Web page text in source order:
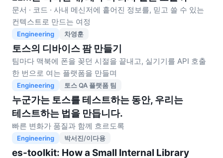
문서 · 코드 · 사내 메신저에 흩어진 정보를, 믿고 쓸 수 있는
컨텍스트로 만드는 여정
Engineering 차영훈
토스의 디바이스 팜 만들기
팀마다 맥북에 폰을 꽂던 시절을 끝내고, 실기기를 API 호출
한 번으로 여는 플랫폼을 만들며
Engineering 토스 QA 플랫폼 팀
누군가는 토스를 테스트하는 동안, 우리는
테스트하는 법을 만듭니다.
빠른 변화가 품질과 함께 흐르도록
Engineering 박서진/이다용
es-toolkit: How a Small Internal Library